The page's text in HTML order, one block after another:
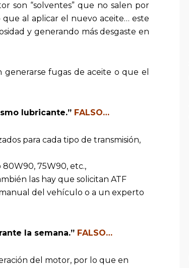
son “solventes” que no salen por
al aplicar el nuevo aceite… este
y generando más desgaste en
fugas de aceite o que el
lubricante.” FALSO…
para cada tipo de transmisión,
75W90, etc.,
las hay que solicitan ATF
del vehículo o a un experto
la semana.” FALSO…
del motor, por lo que en